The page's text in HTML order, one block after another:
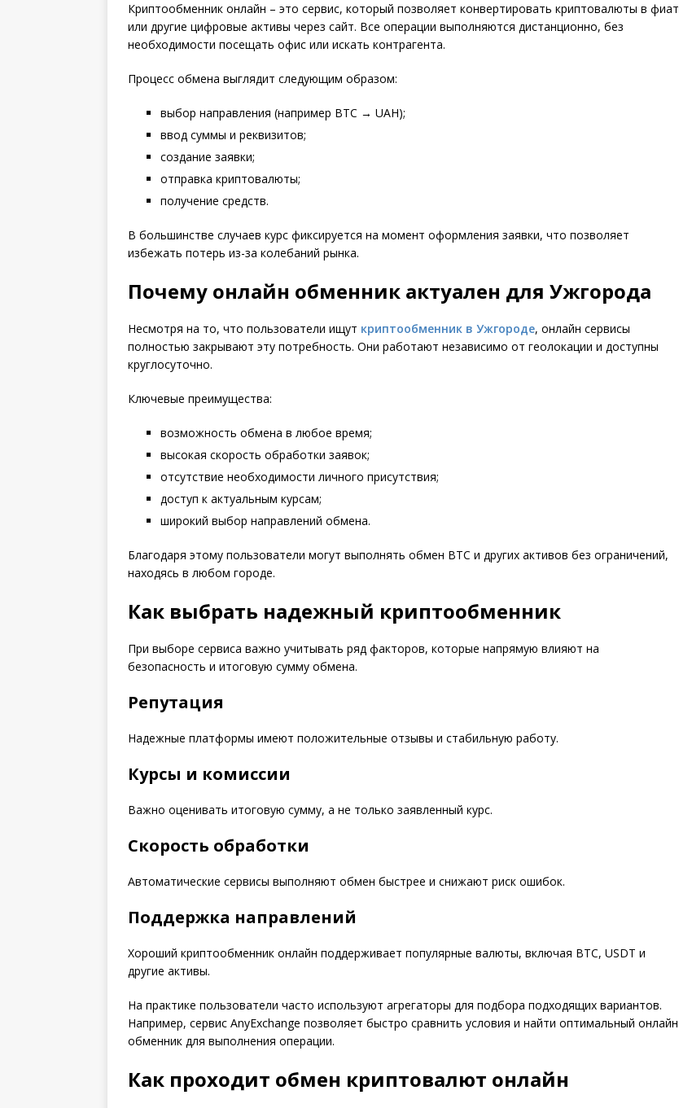
Криптообменник онлайн – это сервис, который позволяет конвертировать криптовалюты в фиат
или другие цифровые активы через сайт. Все операции выполняются дистанционно, без
необходимости посещать офис или искать контрагента.
Процесс обмена выглядит следующим образом:
выбор направления (например BTC → UAH);
ввод суммы и реквизитов;
создание заявки;
отправка криптовалюты;
получение средств.
В большинстве случаев курс фиксируется на момент оформления заявки, что позволяет
избежать потерь из-за колебаний рынка.
Почему онлайн обменник актуален для Ужгорода
Несмотря на то, что пользователи ищут криптообменник в Ужгороде, онлайн сервисы
полностью закрывают эту потребность. Они работают независимо от геолокации и доступны
круглосуточно.
Ключевые преимущества:
возможность обмена в любое время;
высокая скорость обработки заявок;
отсутствие необходимости личного присутствия;
доступ к актуальным курсам;
широкий выбор направлений обмена.
Благодаря этому пользователи могут выполнять обмен BTC и других активов без ограничений,
находясь в любом городе.
Как выбрать надежный криптообменник
При выборе сервиса важно учитывать ряд факторов, которые напрямую влияют на
безопасность и итоговую сумму обмена.
Репутация
Надежные платформы имеют положительные отзывы и стабильную работу.
Курсы и комиссии
Важно оценивать итоговую сумму, а не только заявленный курс.
Скорость обработки
Автоматические сервисы выполняют обмен быстрее и снижают риск ошибок.
Поддержка направлений
Хороший криптообменник онлайн поддерживает популярные валюты, включая BTC, USDT и
другие активы.
На практике пользователи часто используют агрегаторы для подбора подходящих вариантов.
Например, сервис AnyExchange позволяет быстро сравнить условия и найти оптимальный онлайн
обменник для выполнения операции.
Как проходит обмен криптовалют онлайн